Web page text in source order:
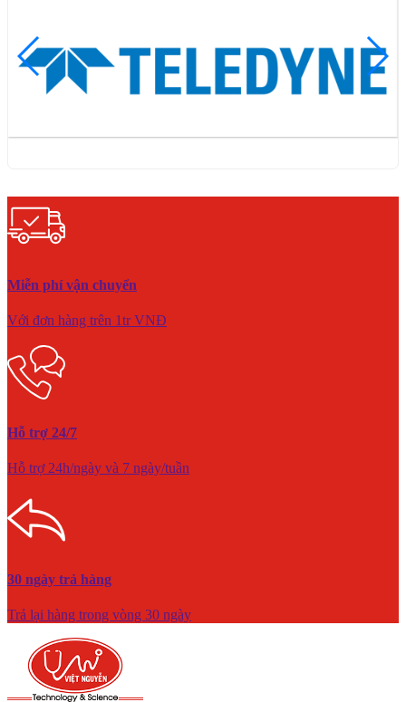
Miễn phí vận chuyển
Với đơn hàng trên 1tr VNĐ
Hỗ trợ 24/7
Hỗ trợ 24h/ngày và 7 ngày/tuần
30 ngày trả hàng
Trả lại hàng trong vòng 30 ngày